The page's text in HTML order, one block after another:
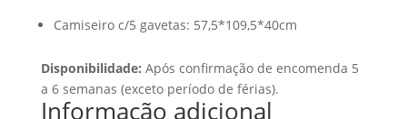
Camiseiro c/5 gavetas: 57,5*109,5*40cm
Disponibilidade: Após confirmação de encomenda 5
a 6 semanas (exceto período de férias).
Informação adicional